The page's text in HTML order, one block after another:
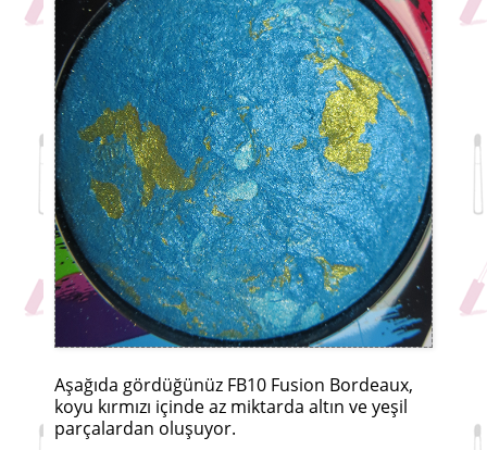
Aşağıda gördüğünüz FB10 Fusion Bordeaux,
koyu kırmızı içinde az miktarda altın ve yeşil
parçalardan oluşuyor.